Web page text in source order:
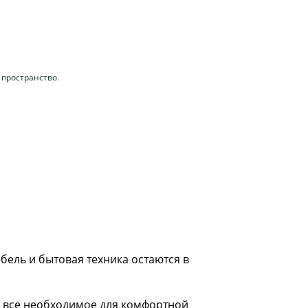
и бытовая техника остаются в
необходимое для комфортной